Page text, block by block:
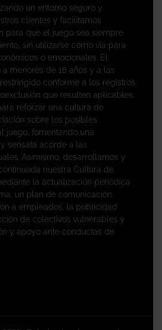
un entorno seguro y
clientes y facilitamos
para que el juego sea siempre
sin utilizarse como vía para
o emocionales. El
menores de 18 años y a las
conforme a los registros
que resulten aplicables.
reforzar una cultura de
sobre los posibles
juego, fomentando una
sensata acorde a las
Asimismo, desarrollamos y
nuestra Cultura de
la actualización periódica
un plan de comunicación
a empleados, la publicidad
de colectivos vulnerables y
y apoyo ante conductas de